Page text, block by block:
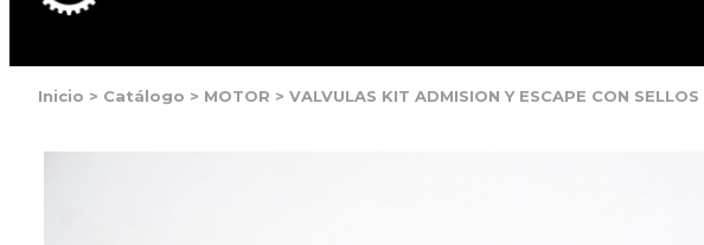
Inicio > Catálogo > MOTOR > VALVULAS KIT ADMISION Y ESCAPE CON